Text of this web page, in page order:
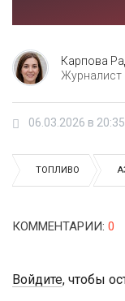
Карпова
Журналист
06.03.2026 в 20:35
ТОПЛИВО
КОММЕНТАРИИ: 0
Войдите, чтобы